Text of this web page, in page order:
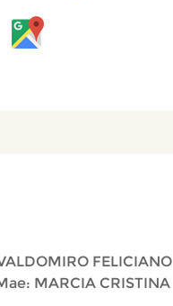
FELICIANO
MARCIA CRISTINA